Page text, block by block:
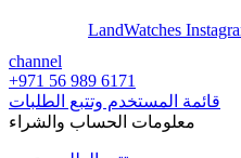
LandWatches
channel
+971 56 989 6171
قائمة المستخدم وتتبع الطلبات
معلومات الحساب والشراء